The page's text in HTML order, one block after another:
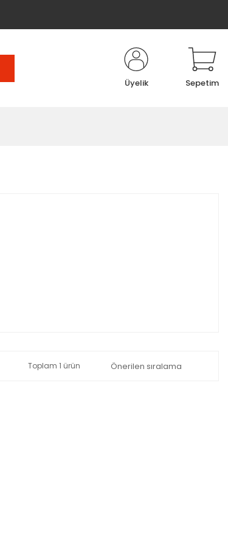
Üyelik Sepetim
Toplam 1 ürün